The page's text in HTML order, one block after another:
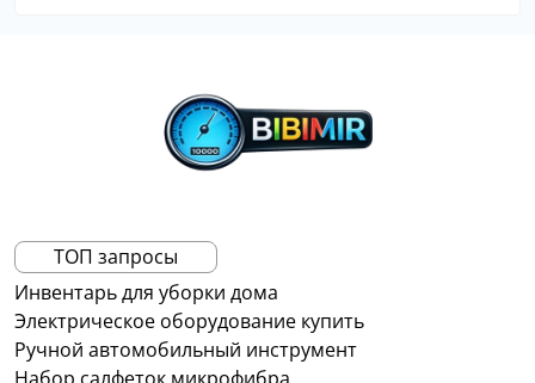
ТОП запросы
Инвентарь для уборки дома
Электрическое оборудование купить
Ручной автомобильный инструмент